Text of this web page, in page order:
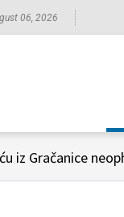
06, 2026
iz Gračanice